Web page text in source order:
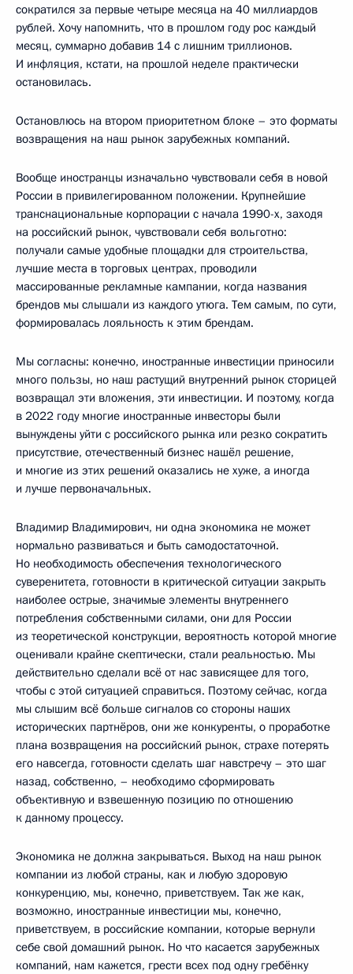
сократился за первые четыре месяца на 40 миллиардов
рублей. Хочу напомнить, что в прошлом году рос каждый
месяц, суммарно добавив 14 с лишним триллионов.
И инфляция, кстати, на прошлой неделе практически
остановилась.
Остановлюсь на втором приоритетном блоке – это форматы
возвращения на наш рынок зарубежных компаний.
Вообще иностранцы изначально чувствовали себя в новой
России в привилегированном положении. Крупнейшие
транснациональные корпорации с начала 1990-х, заходя
на российский рынок, чувствовали себя вольготно:
получали самые удобные площадки для строительства,
лучшие места в торговых центрах, проводили
массированные рекламные кампании, когда названия
брендов мы слышали из каждого утюга. Тем самым, по сути,
формировалась лояльность к этим брендам.
Мы согласны: конечно, иностранные инвестиции приносили
много пользы, но наш растущий внутренний рынок сторицей
возвращал эти вложения, эти инвестиции. И поэтому, когда
в 2022 году многие иностранные инвесторы были
вынуждены уйти с российского рынка или резко сократить
присутствие, отечественный бизнес нашёл решение,
и многие из этих решений оказались не хуже, а иногда
и лучше первоначальных.
Владимир Владимирович, ни одна экономика не может
нормально развиваться и быть самодостаточной.
Но необходимость обеспечения технологического
суверенитета, готовности в критической ситуации закрыть
наиболее острые, значимые элементы внутреннего
потребления собственными силами, они для России
из теоретической конструкции, вероятность которой многие
оценивали крайне скептически, стали реальностью. Мы
действительно сделали всё от нас зависящее для того,
чтобы с этой ситуацией справиться. Поэтому сейчас, когда
мы слышим всё больше сигналов со стороны наших
исторических партнёров, они же конкуренты, о проработке
плана возвращения на российский рынок, страхе потерять
его навсегда, готовности сделать шаг навстречу – это шаг
назад, собственно, – необходимо сформировать
объективную и взвешенную позицию по отношению
к данному процессу.
Экономика не должна закрываться. Выход на наш рынок
компании из любой страны, как и любую здоровую
конкуренцию, мы, конечно, приветствуем. Так же как,
возможно, иностранные инвестиции мы, конечно,
приветствуем, в российские компании, которые вернули
себе свой домашний рынок. Но что касается зарубежных
компаний, нам кажется, грести всех под одну гребёнку